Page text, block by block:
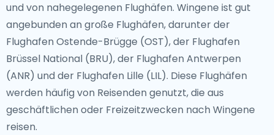
und von nahegelegenen Flughäfen. Wingene ist gut
angebunden an große Flughäfen, darunter der
Flughafen Ostende-Brügge (OST), der Flughafen
Brüssel National (BRU), der Flughafen Antwerpen
(ANR) und der Flughafen Lille (LIL). Diese Flughäfen
werden häufig von Reisenden genutzt, die aus
geschäftlichen oder Freizeitzwecken nach Wingene
reisen.